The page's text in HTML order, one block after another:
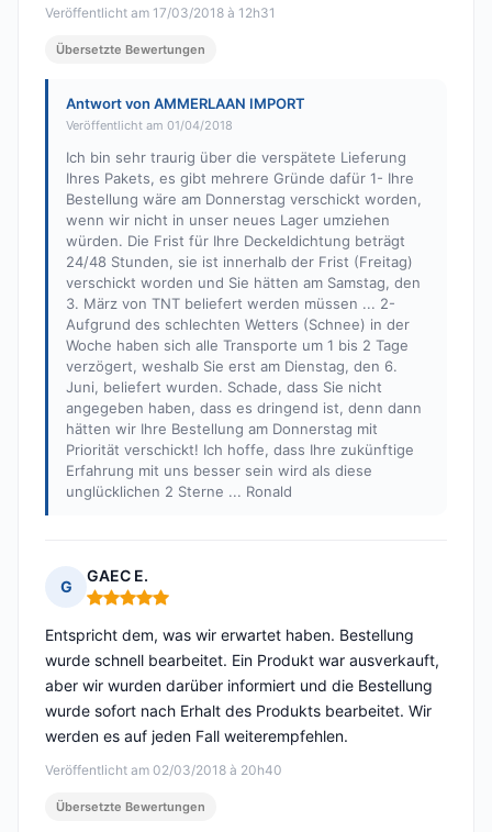
Veröffentlicht am 17/03/2018 à 12h31
Übersetzte Bewertungen
Antwort von AMMERLAAN IMPORT
Veröffentlicht am 01/04/2018
Ich bin sehr traurig über die verspätete Lieferung
Ihres Pakets, es gibt mehrere Gründe dafür 1- Ihre
Bestellung wäre am Donnerstag verschickt worden,
wenn wir nicht in unser neues Lager umziehen
würden. Die Frist für Ihre Deckeldichtung beträgt
24/48 Stunden, sie ist innerhalb der Frist (Freitag)
verschickt worden und Sie hätten am Samstag, den
3. März von TNT beliefert werden müssen ... 2-
Aufgrund des schlechten Wetters (Schnee) in der
Woche haben sich alle Transporte um 1 bis 2 Tage
verzögert, weshalb Sie erst am Dienstag, den 6.
Juni, beliefert wurden. Schade, dass Sie nicht
angegeben haben, dass es dringend ist, denn dann
hätten wir Ihre Bestellung am Donnerstag mit
Priorität verschickt! Ich hoffe, dass Ihre zukünftige
Erfahrung mit uns besser sein wird als diese
unglücklichen 2 Sterne ... Ronald
G
GAEC E.
Hinweis: 5 von 5
Veröffentlicht am 02/03/2018 à 20h40
Entspricht dem, was wir erwartet haben. Bestellung
wurde schnell bearbeitet. Ein Produkt war ausverkauft,
aber wir wurden darüber informiert und die Bestellung
wurde sofort nach Erhalt des Produkts bearbeitet. Wir
werden es auf jeden Fall weiterempfehlen.
Übersetzte Bewertungen